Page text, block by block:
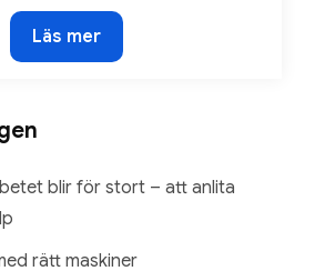
Ombonat
växthus
Läs mer
blir för stort – att anlita
rätt maskiner